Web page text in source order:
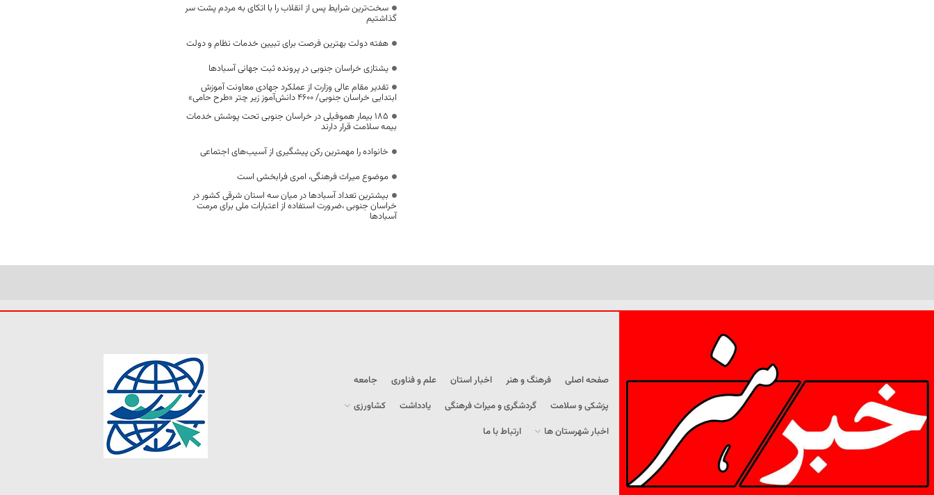
سخت‌ترین شرایط پس از انقلاب را با اتکای به مردم پشت سر
گذاشتیم
هفته دولت بهترین فرصت برای تبیین خدمات نظام و دولت
یشتازی خراسان جنوبی در پرونده ثبت جهانی آسبادها
تقدیر مقام عالی وزارت از عملکرد جهادی معاونت آموزش
ابتدایی خراسان جنوبی/ ۴۶۰۰ دانش‌آموز زیر چتر «طرح حامی»
۱۸۵ بیمار هموفیلی در خراسان جنوبی تحت پوشش خدمات
بیمه سلامت قرار دارند
خانواده را مهمترین رکن پیشگیری از آسیب‌های اجتماعی
موضوع میراث فرهنگی، امری فرابخشی است
بیشترین تعداد آسبادها در میان سه استان شرقی کشور در
خراسان جنوبی ،ضرورت استفاده از اعتبارات ملی برای مرمت
آسبادها
صفحه اصلی فرهنگ و هنر اخبار استان علم و فناوری
جامعه
پزشکی و سلامت
گردشگری و میراث فرهنگی یادداشت
کشاورزی
اخبار شهرستان ها
ارتباط با ما